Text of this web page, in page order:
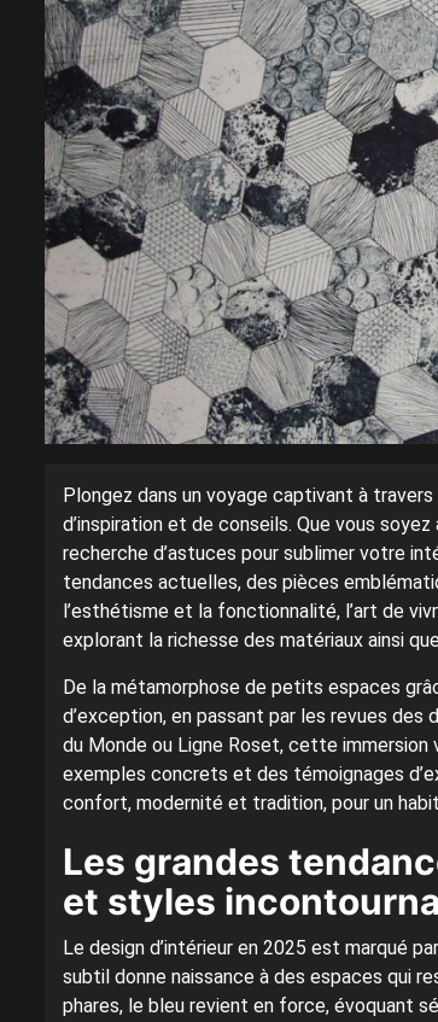
Plongez dans un voyage captivant à
d’inspiration et de conseils. Que vous
recherche d’astuces pour sublimer votre
tendances actuelles, des pièces
l’esthétisme et la fonctionnalité, l’art de
explorant la richesse des matériaux ainsi
De la métamorphose de petits espaces
d’exception, en passant par les revues
du Monde ou Ligne Roset, cette
exemples concrets et des témoignages
confort, modernité et tradition, pour un
Les grandes
et styles
Le design d’intérieur en 2025 est marqué
subtil donne naissance à des espaces qui
phares, le bleu revient en force, évoquant